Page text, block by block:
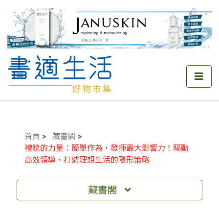
首頁
藏書閣
禮貌的力量：簡單作為，發揮最大影響力！驅動
高效領導、打造理想生活的隱形策略
藏書閣